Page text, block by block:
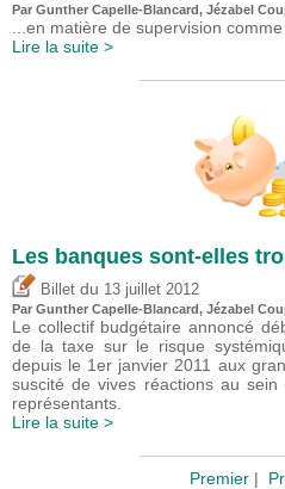
Par Gunther Capelle-Blancard, Jézabel
...en matière de supervision
Lire la suite >
Les banques sont-elles
Billet du 13 juillet 2012
Par Gunther Capelle-Blancard, Jézabel
Le collectif budgétaire annoncé
de la taxe sur le risque
depuis le 1er janvier 2011 aux
suscité de vives réactions au
représentants.
Lire la suite >
Premier|